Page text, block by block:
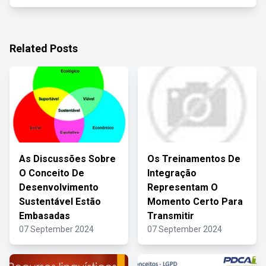
Related Posts
As Discussões Sobre
O Conceito De
Desenvolvimento
Sustentável Estão
Embasadas
07 September 2024
Os Treinamentos De
Integração
Representam O
Momento Certo Para
Transmitir
07 September 2024